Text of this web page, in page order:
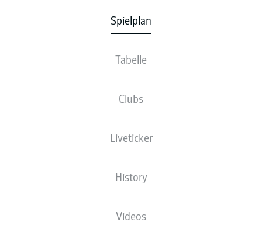
Spielplan
Tabelle
Clubs
Liveticker
History
Videos
AUFSTELLUNGEN